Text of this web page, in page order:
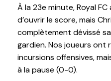
À la 23e minute, Royal
d’ouvrir le score, mais
complètement dévissé
gardien. Nos joueurs ont
incursions offensives,
à la pause (0-0).